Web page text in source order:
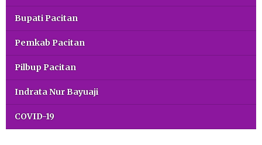
Bupati Pacitan
Pemkab Pacitan
Pilbup Pacitan
Indrata Nur Bayuaji
COVID-19